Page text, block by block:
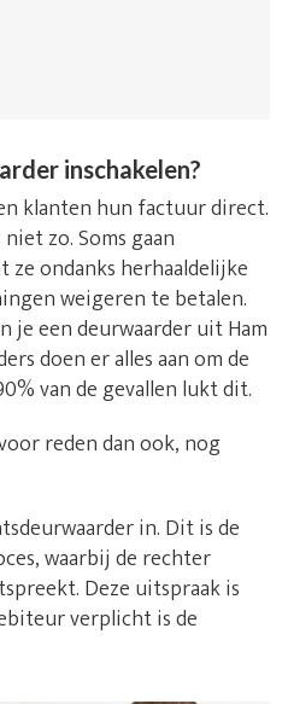
inschakelen?
klanten hun factuur direct.
zo. Soms gaan
ondanks herhaaldelijke
weigeren te betalen.
je een deurwaarder uit Ham
doen er alles aan om de
van de gevallen lukt dit.
reden dan ook, nog
in. Dit is de
waarbij de rechter
Deze uitspraak is
verplicht is de